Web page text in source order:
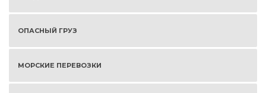
ОПАСНЫЙ ГРУЗ
МОРСКИЕ ПЕРЕВОЗКИ